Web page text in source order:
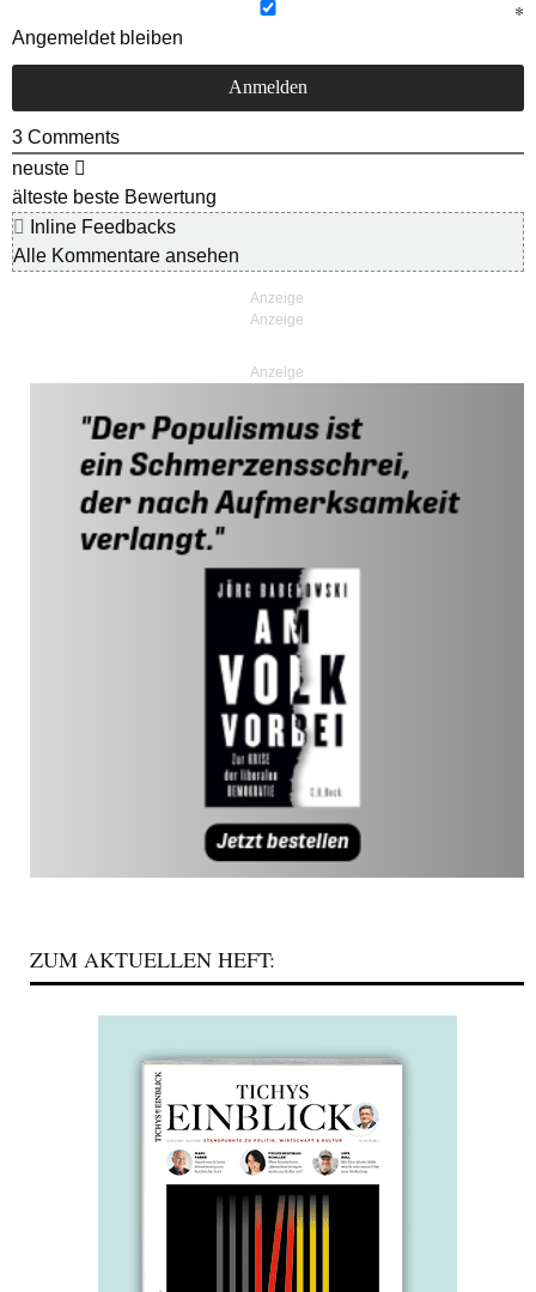
Angemeldet bleiben
3 Comments
neuste
älteste beste Bewertung
Inline Feedbacks
Alle Kommentare ansehen
Anzeige
ZUM AKTUELLEN HEFT: